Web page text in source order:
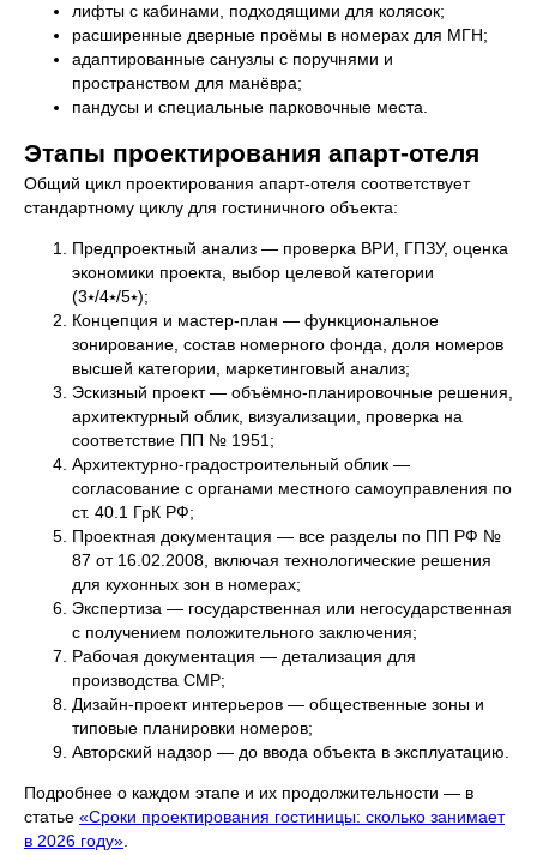
лифты с кабинами, подходящими для колясок;
расширенные дверные проёмы в номерах для МГН;
адаптированные санузлы с поручнями и
пространством для манёвра;
пандусы и специальные парковочные места.
Этапы проектирования апарт-отеля
Общий цикл проектирования апарт-отеля соответствует
стандартному циклу для гостиничного объекта:
Предпроектный анализ — проверка ВРИ, ГПЗУ, оценка
экономики проекта, выбор целевой категории
(3⭑/4⭑/5⭑);
Концепция и мастер-план — функциональное
зонирование, состав номерного фонда, доля номеров
высшей категории, маркетинговый анализ;
Эскизный проект — объёмно-планировочные решения,
архитектурный облик, визуализации, проверка на
соответствие ПП № 1951;
Архитектурно-градостроительный облик —
согласование с органами местного самоуправления по
ст. 40.1 ГрК РФ;
Проектная документация — все разделы по ПП РФ №
87 от 16.02.2008, включая технологические решения
для кухонных зон в номерах;
Экспертиза — государственная или негосударственная
с получением положительного заключения;
Рабочая документация — детализация для
производства СМР;
Дизайн-проект интерьеров — общественные зоны и
типовые планировки номеров;
Авторский надзор — до ввода объекта в эксплуатацию.
Подробнее о каждом этапе и их продолжительности — в
статье «Сроки проектирования гостиницы: сколько занимает
в 2026 году»